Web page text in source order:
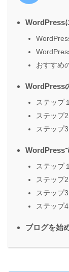
WordPress
おすすめ
WordPress
ステップ
ステップ
ステップ
WordPress
ステップ
ステップ
ステップ
ステップ
ブログを始